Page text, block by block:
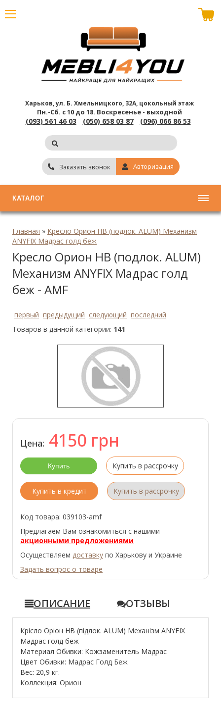
Харьков, ул. Б. Хмельницкого, 32А, цокольный этаж
Пн.-Сб. с 10 до 18. Воскресенье - выходной
(093) 561 46 03 (050) 658 03 87 (096) 066 86 53
Заказать звонок Авторизация
КАТАЛОГ
Главная » Кресло Орион HB (подлок. ALUM) Механизм
ANYFIX Мадрас голд беж
Кресло Орион HB (подлок. ALUM)
Механизм ANYFIX Мадрас голд
беж - AMF
первый предыдущий следующий последний
Товаров в данной категории: 141
Цена: 4150 грн
Купить в рассрочку
Купить в кредит Купить в рассрочку
Код товара: 039103-amf
Предлагаем Вам ознакомиться с нашими
акционными предложениями
Осуществляем доставку по Харькову и Украине
Задать вопрос о товаре
ОПИСАНИЕ ОТЗЫВЫ
Крісло Оріон HB (підлок. ALUM) Механізм ANYFIX
Мадрас голд беж
Материал Обивки: Кожзаменитель Мадрас
Цвет Обивки: Мадрас Голд Беж
Вес: 20,9 кг.
Коллекция: Орион
В корзине пусто